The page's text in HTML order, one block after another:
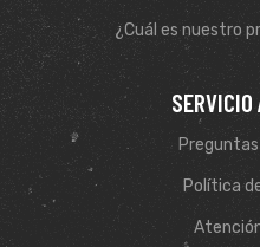
¿Cuál es nuestro
Política